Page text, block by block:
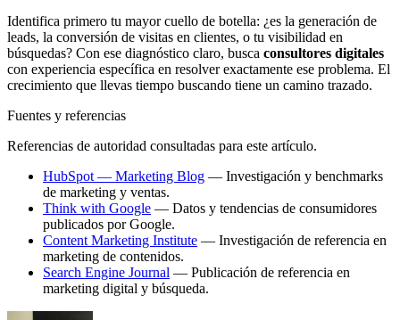
Identifica primero tu mayor cuello de botella: ¿es la generación de
leads, la conversión de visitas en clientes, o tu visibilidad en
búsquedas? Con ese diagnóstico claro, busca consultores digitales
con experiencia específica en resolver exactamente ese problema. El
crecimiento que llevas tiempo buscando tiene un camino trazado.
Fuentes y referencias
Referencias de autoridad consultadas para este artículo.
HubSpot — Marketing Blog — Investigación y benchmarks
de marketing y ventas.
Think with Google — Datos y tendencias de consumidores
publicados por Google.
Content Marketing Institute — Investigación de referencia en
marketing de contenidos.
Search Engine Journal — Publicación de referencia en
marketing digital y búsqueda.